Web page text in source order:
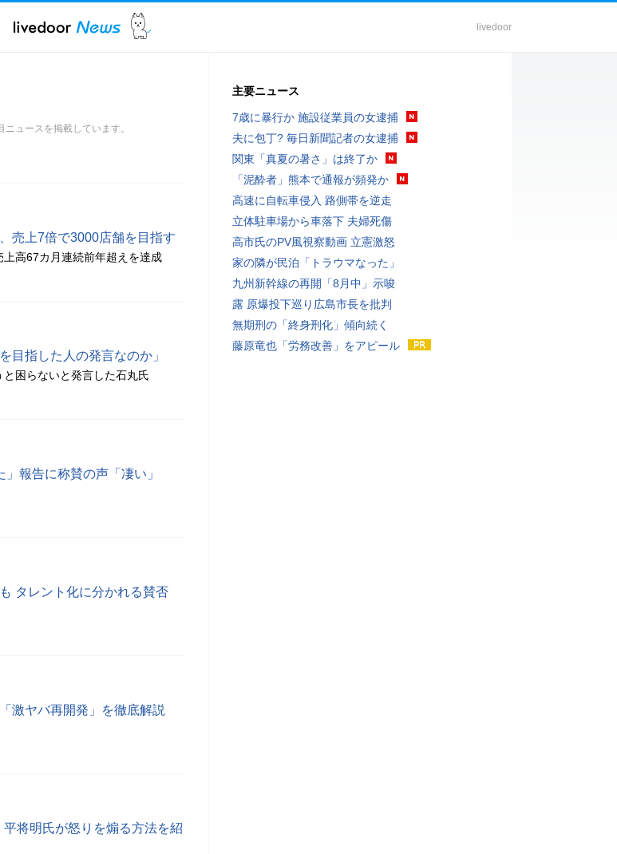
livedoor
ュースを掲載しています。
売上7倍で3000店舗を目指す
高67カ月連続前年超えを達成
目指した人の発言なのか」
困らないと発言した石丸氏
報告に称賛の声「凄い」
タレント化に分かれる賛否
激ヤバ再開発」を徹底解説
将明氏が怒りを煽る方法を紹
主要ニュース
7歳に暴行か 施設従業員の女逮捕
夫に包丁? 毎日新聞記者の女逮捕
関東「真夏の暑さ」は終了か
「泥酔者」熊本で通報が頻発か
高速に自転車侵入 路側帯を逆走
立体駐車場から車落下 夫婦死傷
高市氏のPV風視察動画 立憲激怒
家の隣が民泊「トラウマなった」
九州新幹線の再開「8月中」示唆
露 原爆投下巡り広島市長を批判
無期刑の「終身刑化」傾向続く
藤原竜也「労務改善」をアピール